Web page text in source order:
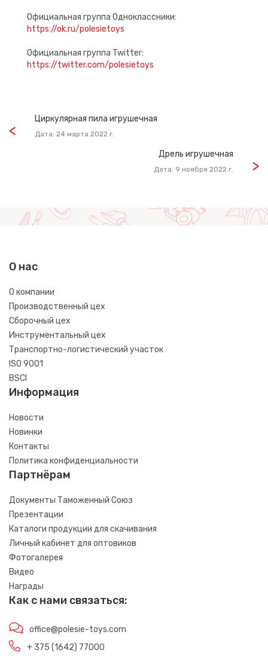
Официальная группа Одноклассники:
https://ok.ru/polesietoys
Официальная группа Twitter:
https://twitter.com/polesietoys
Циркулярная пила игрушечная
Дата: 24 марта 2022 г.
Дрель игрушечная
Дата: 9 ноября 2022 г.
О нас
О компании
Производственный цех
Сборочный цех
Инструментальный цех
Транспортно-логистический участок
ISO 9001
BSCI
Информация
Новости
Новинки
Контакты
Политика конфиденциальности
Партнёрам
Документы Таможенный Союз
Презентации
Каталоги продукции для скачивания
Личный кабинет для оптовиков
Фотогалерея
Видео
Награды
Как с нами связаться:
office@polesie-toys.com
+ 375 (1642) 77000